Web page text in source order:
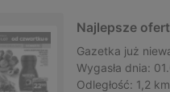
Najlepsze
Gazetka już
Wygasła dnia:
Odległość: 1,2 km